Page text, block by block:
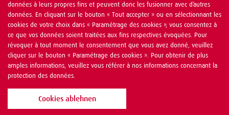
données à leurs propres fins et peuvent donc les fusionner avec d’autres
données. En cliquant sur le bouton « Tout accepter » ou en sélectionnant les
cookies de votre choix dans « Paramétrage des cookies », vous consentez à
ce que vos données soient traitées aux fins respectives évoquées. Pour
révoquer à tout moment le consentement que vous avez donné, veuillez
cliquer sur le bouton « Paramétrage des cookies ». Pour obtenir de plus
amples informations, veuillez vous référer à nos informations concernant la
protection des données.
Cookies ablehnen